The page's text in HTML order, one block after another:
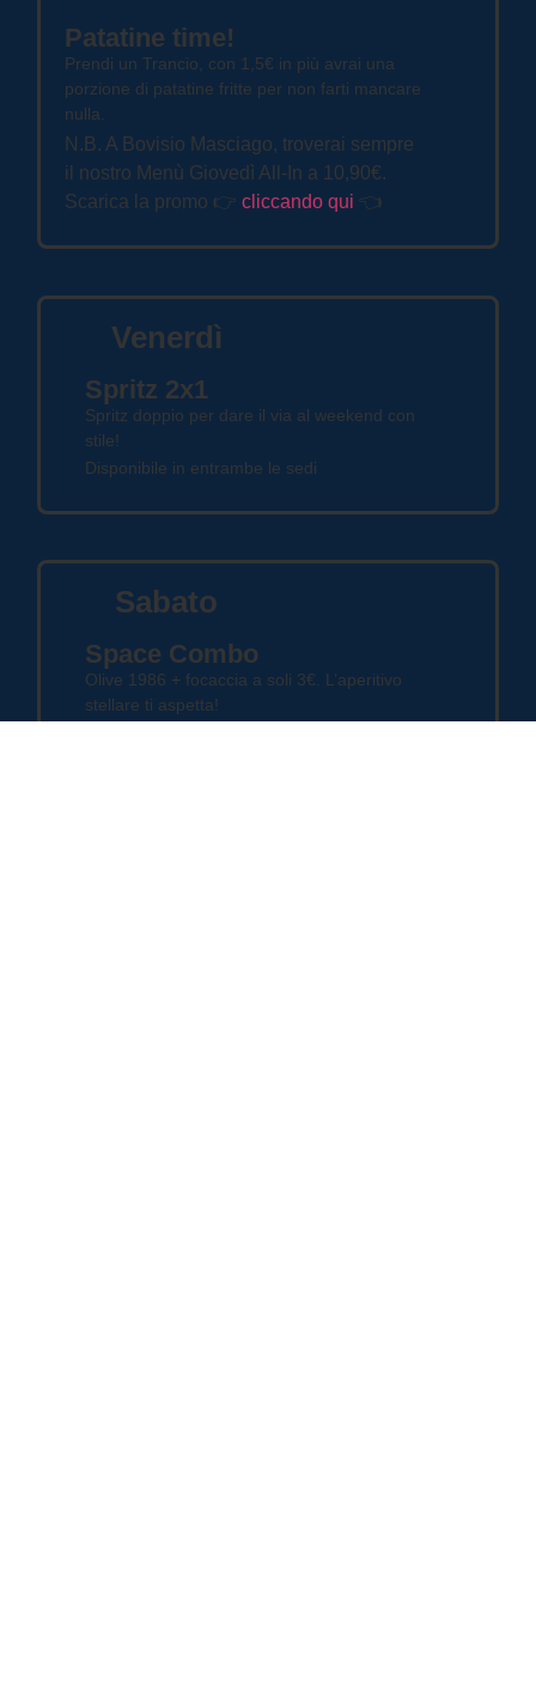
Patatine time!
Prendi un Trancio, con 1,5€ in più avrai una
porzione di patatine fritte per non farti mancare
nulla.
N.B. A Bovisio Masciago, troverai sempre
il nostro Menù Giovedì All-In a 10,90€.
Scarica la promo 👉cliccando qui 👈
Venerdì
Spritz 2x1
Spritz doppio per dare il via al weekend con
stile!
Disponibile in entrambe le sedi
Sabato
Space Combo
Olive 1986 + focaccia a soli 3€. L’aperitivo
stellare ti aspetta!